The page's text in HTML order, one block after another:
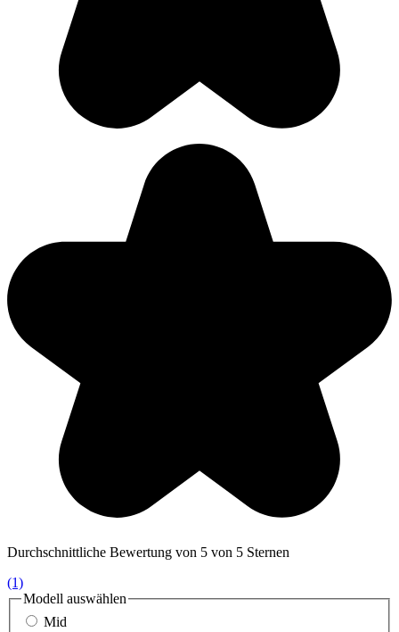
Durchschnittliche Bewertung von 5 von 5 Sternen
(1)
Modell auswählen
Mid